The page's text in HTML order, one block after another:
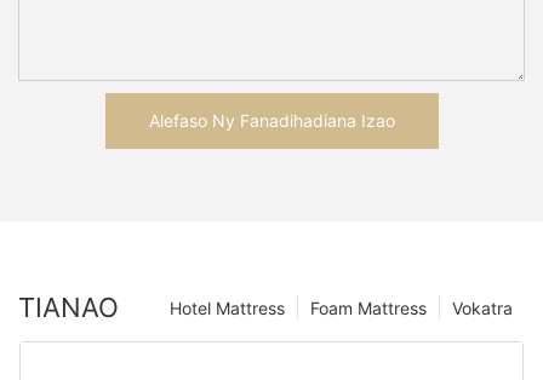
Alefaso Ny Fanadihadiana Izao
TIANAO Vokatra
Foam Mattress
Hotel Mattress